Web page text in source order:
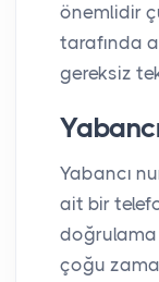
önemlidir
tarafında
gereksiz
Yabancı
ait bir
doğrulama
çoğu